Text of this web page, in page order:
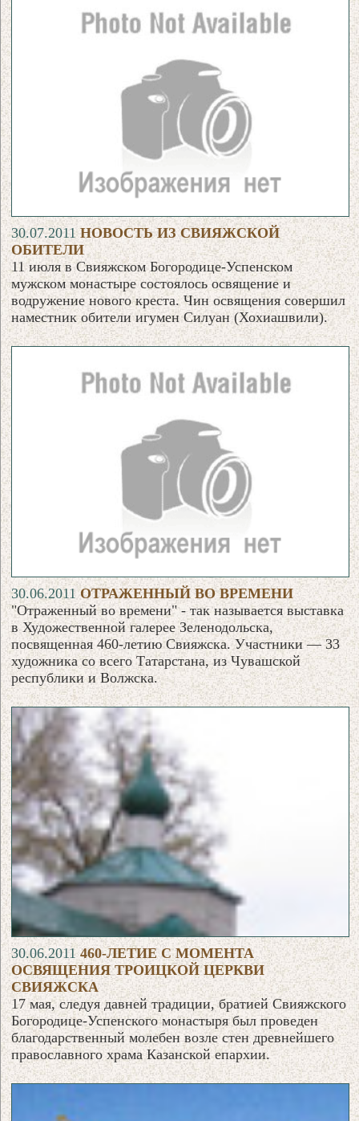
30.07.2011НОВОСТЬ ИЗ СВИЯЖСКОЙ
ОБИТЕЛИ
11 июля в Свияжском Богородице-Успенском
мужском монастыре состоялось освящение и
водружение нового креста. Чин освящения совершил
наместник обители игумен Силуан (Хохиашвили).
30.06.2011ОТРАЖЕННЫЙ ВО ВРЕМЕНИ
"Отраженный во времени" - так называется выставка
в Художественной галерее Зеленодольcка,
посвященная 460-летию Свияжска. Участники — 33
художника со всего Татарстана, из Чувашской
республики и Волжска.
30.06.2011460-ЛЕТИЕ С МОМЕНТА
ОСВЯЩЕНИЯ ТРОИЦКОЙ ЦЕРКВИ
СВИЯЖСКА
17 мая, следуя давней традиции, братией Свияжского
Богородице-Успенского монастыря был проведен
благодарственный молебен возле стен древнейшего
православного храма Казанской епархии.